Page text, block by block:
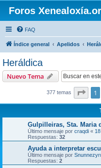
Foros
FAQ
Índice general Apelidos
Heráldica
Nuevo Tema
377 temas 1
Gulpilleiras, Sta. Maria
Último mensaje por craqdi «
Respuestas: 32
Ayuda a interpretar
Último mensaje por
Respuestas: 2